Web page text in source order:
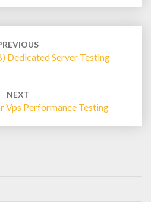
Dedicated Server Testing
NEXT
Vps Performance Testing